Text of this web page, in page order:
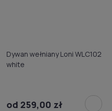
Dywan wełniany Loni WLC102
white
od 259,00 zł